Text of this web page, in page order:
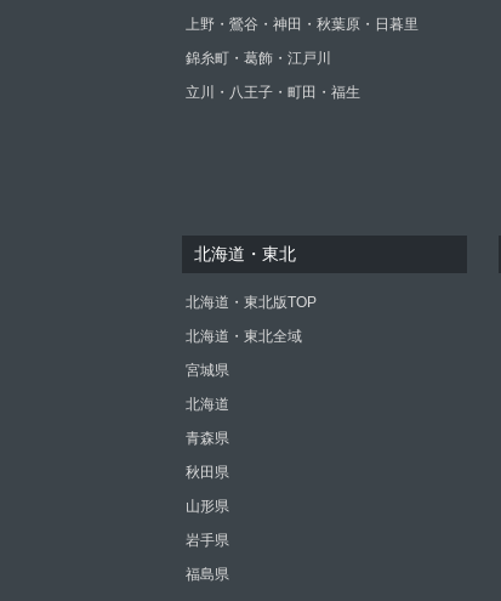
上野・鶯谷・神田・秋葉原・日暮里
錦糸町・葛飾・江戸川
立川・八王子・町田・福生
北海道・東北
北海道・東北版TOP
北海道・東北全域
宮城県
北海道
青森県
秋田県
山形県
岩手県
福島県